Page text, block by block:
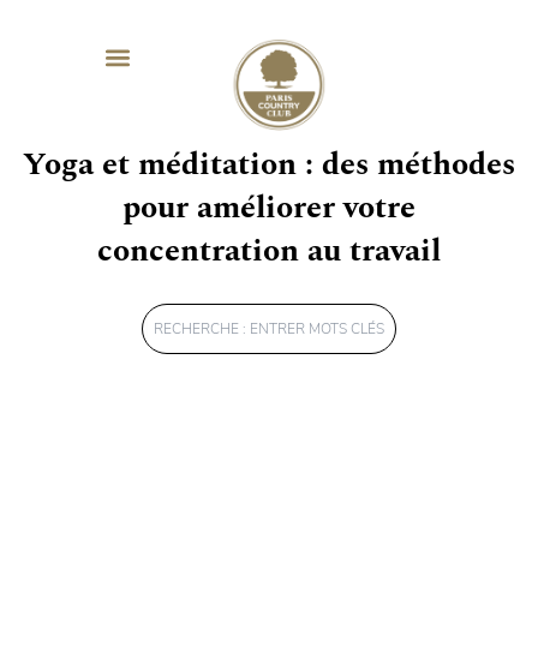
Yoga et méditation : des méthodes
pour améliorer votre
concentration au travail
Rechercher